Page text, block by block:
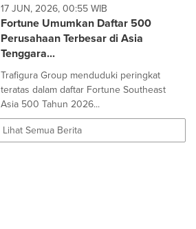
17 JUN, 2026, 00:55 WIB
Fortune Umumkan Daftar 500
Perusahaan Terbesar di Asia
Tenggara...
Trafigura Group menduduki peringkat
teratas dalam daftar Fortune Southeast
Asia 500 Tahun 2026...
Lihat Semua Berita